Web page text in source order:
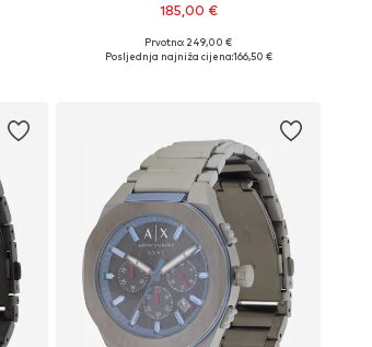
185,00 €
Dostupne veličine: One Size
Prvotno: 249,00 €
Posljednja najniža cijena:166,50 €